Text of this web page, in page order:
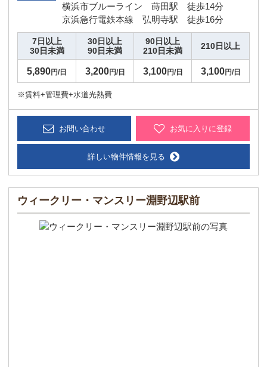
横浜市ブルーライン 蒔田駅 徒歩14分
京浜急行電鉄本線 弘明寺駅 徒歩16分
7日以上
30日未満
30日以上
90日未満
90日以上
210日未満
210日以上
5,890円/日 3,200円/日 3,100円/日 3,100円/日
※賃料+管理費+水道光熱費
お問い合わせ お気に入りに登録
詳しい物件情報を見る
ウィークリー・マンスリー淵野辺駅前